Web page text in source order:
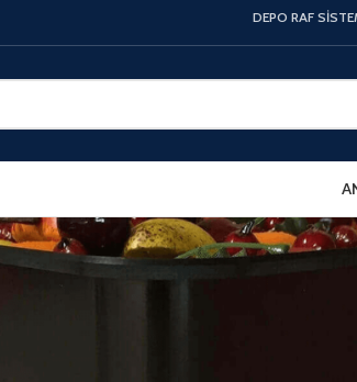
DEPO RAF